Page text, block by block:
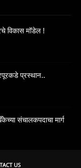
विकास मॉडेल !
प्रस्थान..
संचालकपदाचा मार्ग
US